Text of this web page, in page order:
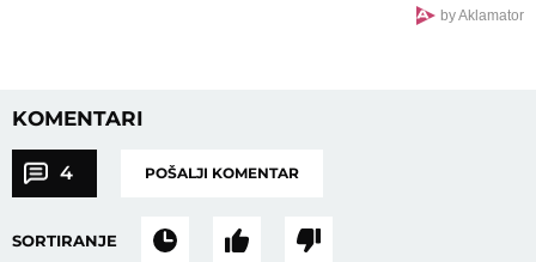
by Aklamator
KOMENTARI
4 POŠALJI KOMENTAR
SORTIRANJE